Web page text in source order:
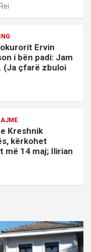
Rei
Ervin
i bën padi: Jam
(Ja çfarë zbuloi
Kreshnik
kërkohet
më 14 maj; Ilirian